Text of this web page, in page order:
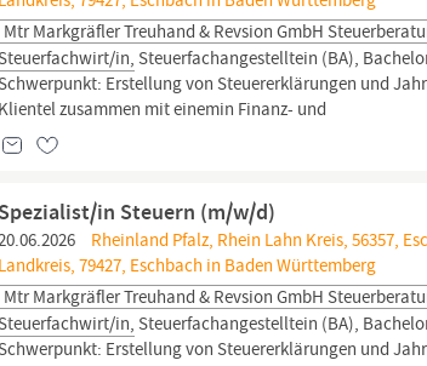
Mtr Markgräfler Treuhand & Revsion GmbH
Steuerfachwirt/in, Steuerfachangestelltein (BA),
Schwerpunkt: Erstellung von Steuererklärungen und
Klientel zusammen mit einemin Finanz- und
Spezialist/in Steuern (m/w/d)
Rheinland Pfalz, Rhein Lahn Kreis, 56357,
Landkreis, 79427, Eschbach in Baden Württemberg
Mtr Markgräfler Treuhand & Revsion GmbH
Steuerfachwirt/in, Steuerfachangestelltein (BA),
Schwerpunkt: Erstellung von Steuererklärungen und